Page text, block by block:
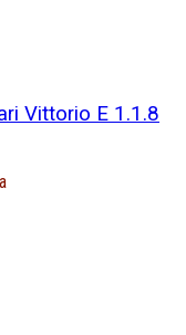
Vittorio E 1.1.8